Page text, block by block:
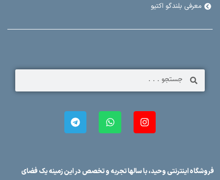
معرفی بلندگو اکتیو
فروشگاه اینترنتی وحید، با سالها تجربه و تخصص در این زمینه یک فضای